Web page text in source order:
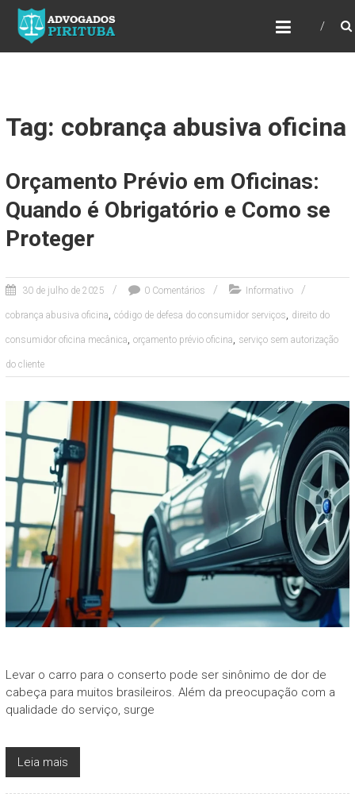
ADVOGADOS PIRITUBA
Precisando de advogado? Entre em contato!
Fazemos toda a assessoria que você
Tag: cobrança abusiva oficina
Orçamento Prévio em Oficinas:
Quando é Obrigatório e Como se
Proteger
30 de julho de 2025 0 Comentários Informativo
cobrança abusiva oficina, código de defesa do consumidor serviços, direito do
consumidor oficina mecânica, orçamento prévio oficina, serviço sem autorização
do cliente
Levar o carro para o conserto pode ser sinônimo de dor de
cabeça para muitos brasileiros. Além da preocupação com a
qualidade do serviço, surge
Leia mais